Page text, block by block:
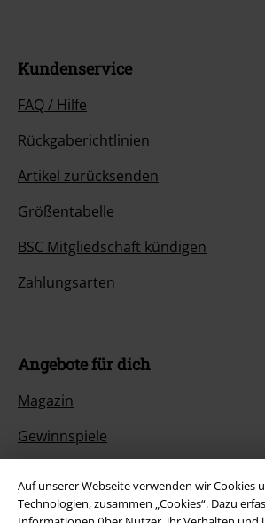
Auf unserer Webseite verwenden wir Cookies
Technologien, zusammen „Cookies“. Dazu
Kundenservice
FAQ / Hilfe
Rückgaberichtlinien
Artikel zurücksenden
Größentabelle
BSC Mitgliedschaft kündigen
Zahlungsarten
Angebote für dich
Magazin
Gewinnspiele
EMP Backstage Club